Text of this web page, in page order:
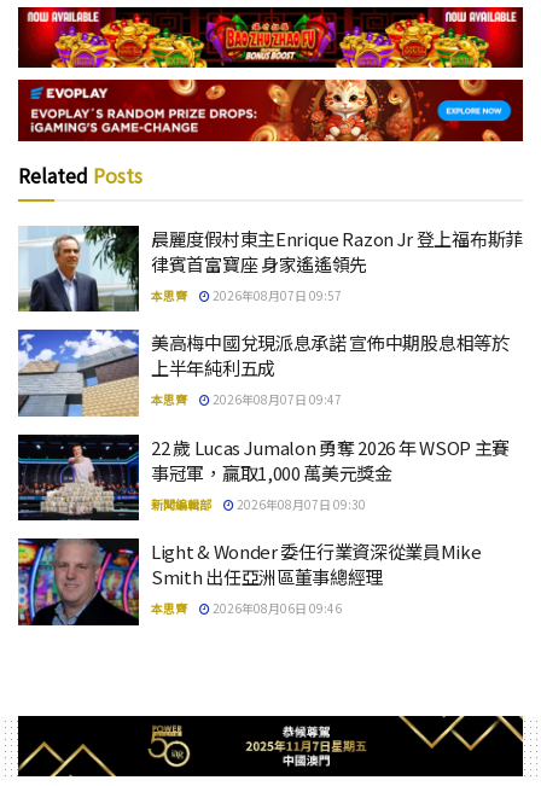
Related Posts
晨麗度假村東主Enrique Razon Jr 登上福布斯菲
律賓首富寶座 身家遙遙領先
本思齊 2026年08月07日 09:57
美高梅中國兌現派息承諾 宣佈中期股息相等於
上半年純利五成
本思齊 2026年08月07日 09:47
22 歲 Lucas Jumalon 勇奪 2026 年 WSOP 主賽
事冠軍，贏取1,000 萬美元獎金
新聞編輯部 2026年08月07日 09:30
Light & Wonder 委任行業資深從業員Mike
Smith 出任亞洲區董事總經理
本思齊 2026年08月06日 09:46